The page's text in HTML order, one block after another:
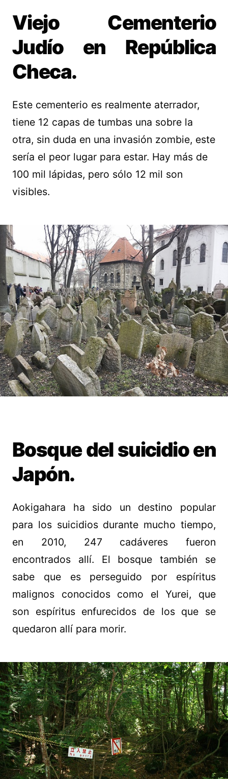
Viejo Cementerio
Judío en República
Checa.
Este cementerio es realmente aterrador,
tiene 12 capas de tumbas una sobre la
otra, sin duda en una invasión zombie, este
sería el peor lugar para estar. Hay más de
100 mil lápidas, pero sólo 12 mil son
visibles.
Bosque del suicidio en
Japón.
Aokigahara ha sido un destino popular
para los suicidios durante mucho tiempo,
en 2010, 247 cadáveres fueron
encontrados allí. El bosque también se
sabe que es perseguido por espíritus
malignos conocidos como el Yurei, que
son espíritus enfurecidos de los que se
quedaron allí para morir.